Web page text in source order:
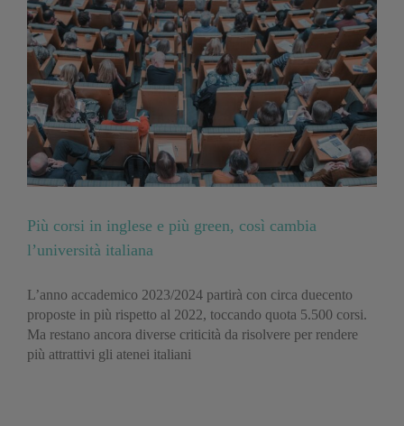
Più corsi in inglese e più green, così cambia
l’università italiana
L’anno accademico 2023/2024 partirà con circa duecento
proposte in più rispetto al 2022, toccando quota 5.500 corsi.
Ma restano ancora diverse criticità da risolvere per rendere
più attrattivi gli atenei italiani